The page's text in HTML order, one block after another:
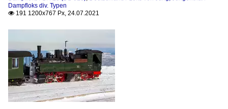
Dampfloks div. Typen
 191 1200x767 Px, 24.07.2021